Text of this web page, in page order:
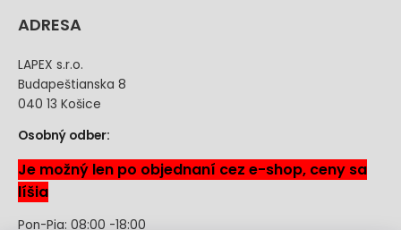
ADRESA
LAPEX s.r.o.
Budapeštianska 8
040 13 Košice
Osobný odber:
Je možný len po objednaní cez e-shop, ceny sa
líšia
Pon-Pia: 08:00 -18:00